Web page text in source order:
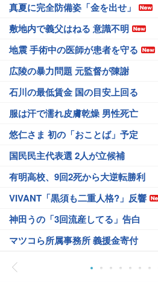
真夏に完全防備姿「金を出せ」
敷地内で義父はねる 意識不明
地震 手術中の医師が患者を守る
広陵の暴力問題 元監督が陳謝
石川の最低賃金 国の目安上回る
服は汗で濡れ皮膚乾燥 男性死亡
悠仁さま 初の「おことば」予定
国民民主代表選 2人が立候補
有明高校、9回2死から大逆転勝利
VIVANT「黒須も二重人格?」反響
神田うの「3回流産してる」告白
マツコら所属事務所 義援金寄付